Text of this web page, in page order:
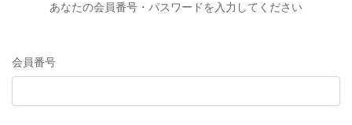
あなたの会員番号・パスワードを入力してください
会員番号